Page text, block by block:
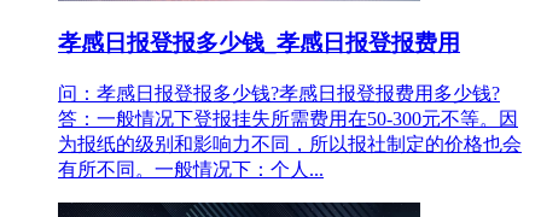
孝感日报登报多少钱_孝感日报登报费用
问：孝感日报登报多少钱?孝感日报登报费用多少钱?
答：一般情况下登报挂失所需费用在50-300元不等。因
为报纸的级别和影响力不同，所以报社制定的价格也会
有所不同。一般情况下：个人...